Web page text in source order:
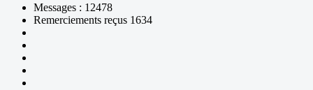
Messages : 12478
Remerciements reçus 1634